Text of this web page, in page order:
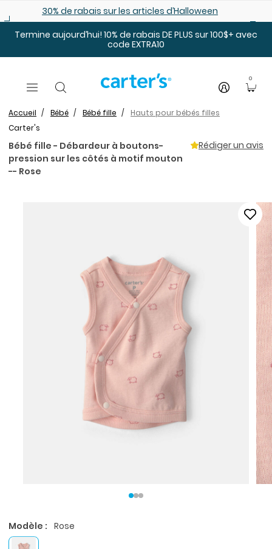
30% de rabais sur les articles d’Halloween
Termine aujourd’hui! 10% de rabais DE PLUS sur 100$+ avec
code EXTRA10
0
Accueil Bébé Bébé fille
Hauts pour bébés filles
Carter's
Bébé fille - Débardeur à boutons-
pression sur les côtés à motif mouton
-- Rose
Rédiger un avis
Modèle : Rose